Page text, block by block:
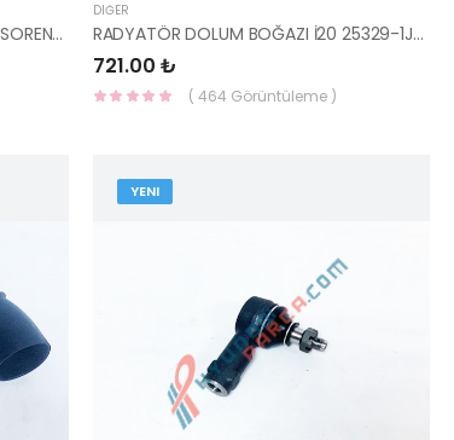
KRANK KASNAĞI İX35 SPORTAGE 11 SORENTO 10 DİZEL 23124-2F010 / 23124-2F602-YS
DIĞER
RADYATÖR DOLUM BOĞAZI İ20 25329-1J200 25329-4P200-HMC
721.00 ₺
( 464 Görüntüleme )
YENI